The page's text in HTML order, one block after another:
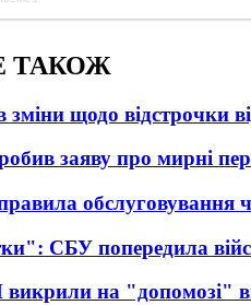
ТАКОЖ
щодо відстрочки
заяву про мирні
обслуговування
СБУ попередила
на "допомозі"